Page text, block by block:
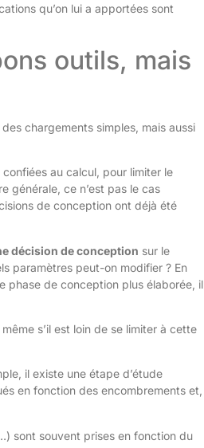
qu’on lui a apportées sont
outils, mais
chargements simples, mais aussi
au calcul, pour limiter le
générale, ce n’est pas le cas
de conception ont déjà été
décision de conception sur le
paramètres peut-on modifier ? En
phase de conception plus élaborée, il
, même s’il est loin de se limiter à cette
il existe une étape d’étude
en fonction des encombrements et,
sont souvent prises en fonction du